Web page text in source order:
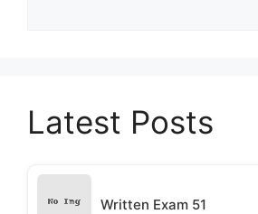
Latest Posts
Written Exam 51